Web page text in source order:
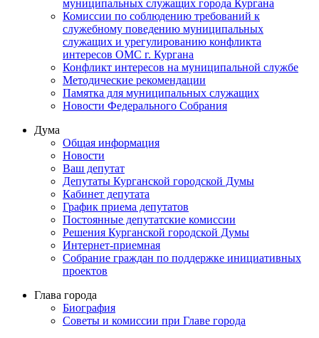
муниципальных служащих города Кургана
Комиссии по соблюдению требований к
служебному поведению муниципальных
служащих и урегулированию конфликта
интересов ОМС г. Кургана
Конфликт интересов на муниципальной службе
Методические рекомендации
Памятка для муниципальных служащих
Новости Федерального Cобрания
Дума
Общая информация
Новости
Ваш депутат
Депутаты Курганской городской Думы
Кабинет депутата
График приема депутатов
Постоянные депутатские комиссии
Решения Курганской городской Думы
Интернет-приемная
Собрание граждан по поддержке инициативных
проектов
Глава города
Биография
Советы и комиссии при Главе города